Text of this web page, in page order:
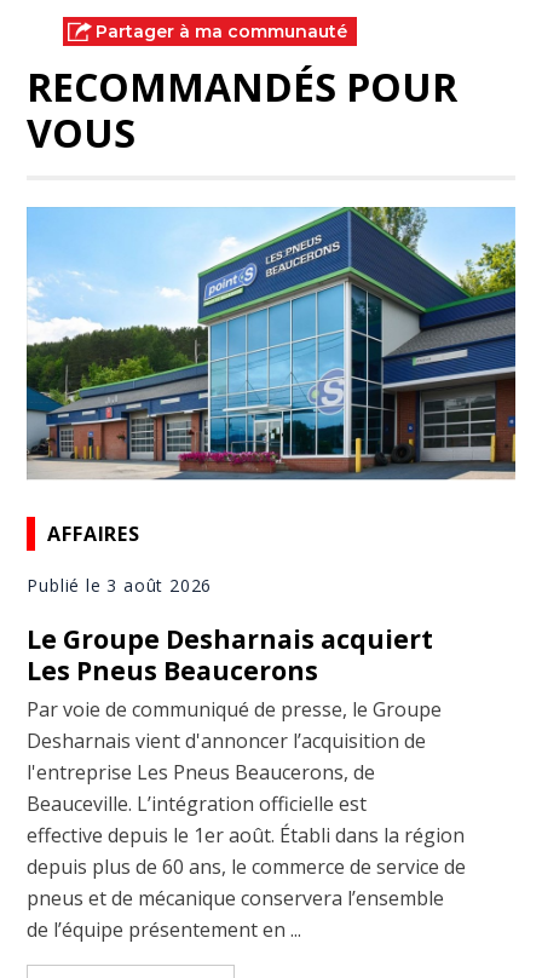
Partager à ma communauté
RECOMMANDÉS POUR
VOUS
AFFAIRES
Publié le 3 août 2026
Le Groupe Desharnais acquiert
Les Pneus Beaucerons
Par voie de communiqué de presse, le Groupe
Desharnais vient d'annoncer l’acquisition de
l'entreprise Les Pneus Beaucerons, de
Beauceville. L’intégration officielle est
effective depuis le 1er août. Établi dans la région
depuis plus de 60 ans, le commerce de service de
pneus et de mécanique conservera l’ensemble
de l’équipe présentement en ...